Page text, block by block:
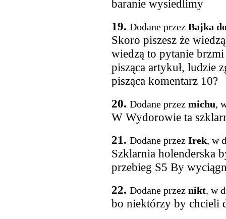
baranie wysiedlimy
19. Dodane przez Bajka
Skoro piszesz że
wiedzą to pytanie
pisząca artykuł, ludzie
pisząca komentarz 10?
20. Dodane przez michu,
W Wydorowie ta
21. Dodane przez Irek, w
Szklarnia holenderska
przebieg S5 By
22. Dodane przez nikt, w
bo niektórzy by chcieli